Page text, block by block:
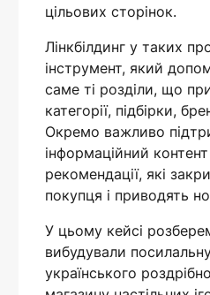
цільових сторінок.
Лінкбілдинг у таких
інструмент, який
саме ті розділи, що
категорії, підбірки,
Окремо важливо
інформаційний
рекомендації, які
покупця і приводять
У цьому кейсі
вибудували
українського